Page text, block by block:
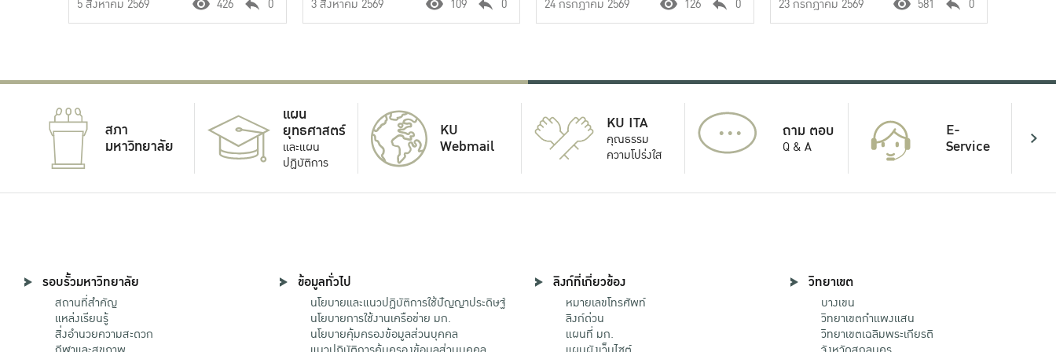
5 สิงหาคม 2569 426 0 3 สิงหาคม 2569 109 0 24 กรกฎาคม 2569 126 0 23 กรกฎาคม 2569 581 0
สภา
มหาวิทยาลัย
แผน
ยุทธศาสตร์
และแผน
ปฏิบัติการ
KU
Webmail
KU ITA
คุณธรรม
ความโปร่งใส
... ถาม ตอบ
Q & A
E-
Service
รอบรั้วมหาวิทยาลัย
สถานที่สำคัญ
แหล่งเรียนรู้
สิ่งอำนวยความสะดวก
ข้อมูลทั่วไป
นโยบายและแนวปฏิบัติการใช้ปัญญาประดิษฐ์
นโยบายการใช้งานเครือข่าย มก.
นโยบายคุ้มครองข้อมูลส่วนบุคคล
ลิงก์ที่เกี่ยวข้อง
หมายเลขโทรศัพท์
ลิงก์ด่วน
แผนที่ มก.
วิทยาเขต
บางเขน
วิทยาเขตกําแพงแสน
วิทยาเขตเฉลิมพระเกียรติ